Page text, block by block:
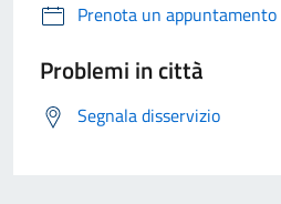
Prenota un appuntamento
Problemi in città
Segnala disservizio